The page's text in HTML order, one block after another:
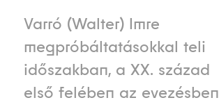
Varró (Walter) Imre
megpróbáltatásokkal teli
időszakban, a XX. század
első felében az evezésben